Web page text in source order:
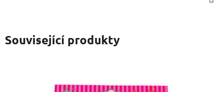
Související produkty